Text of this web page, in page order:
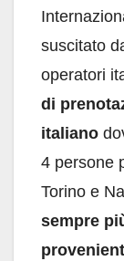
suscitato
operatori
di
italiano
4 persone
Torino e
sempre